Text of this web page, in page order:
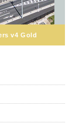
v4 Gold